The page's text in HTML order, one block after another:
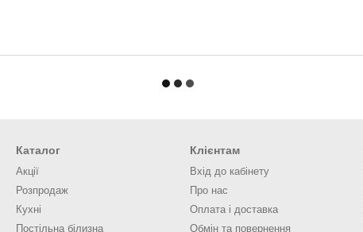
Каталог
Акції
Розпродаж
Кухні
Постільна білизна
Клієнтам
Вхід до кабінету
Про нас
Оплата і доставка
Обмін та повернення